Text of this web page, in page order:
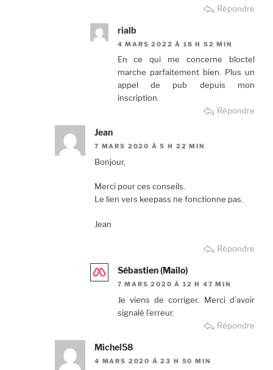
Répondre
rialb
4 MARS 2022 À 18 H 52 MIN
En ce qui me concerne bloctel
marche parfaitement bien. Plus un
appel de pub depuis mon
inscription.
Répondre
Jean
7 MARS 2020 À 5 H 22 MIN
Bonjour,
Merci pour ces conseils.
Le lien vers keepass ne fonctionne pas.
Jean
Répondre
Sébastien (Mailo)
7 MARS 2020 À 12 H 47 MIN
Je viens de corriger. Merci d’avoir
signalé l’erreur.
Répondre
Michel58
4 MARS 2020 À 23 H 50 MIN